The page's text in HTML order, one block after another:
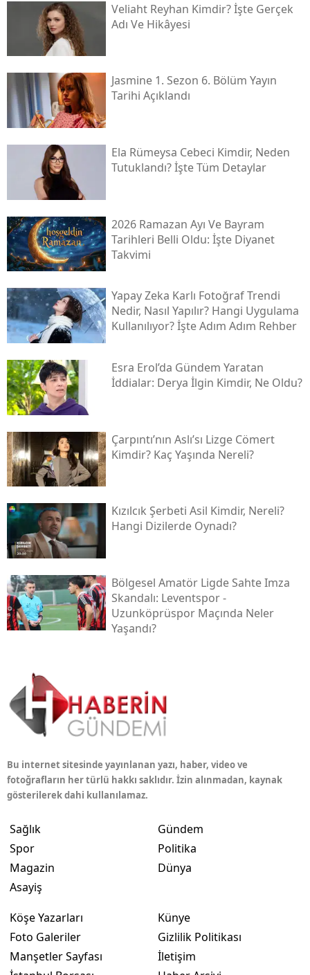
Veliaht Reyhan Kimdir? İşte Gerçek
Adı Ve Hikâyesi
Jasmine 1. Sezon 6. Bölüm Yayın
Tarihi Açıklandı
Ela Rümeysa Cebeci Kimdir, Neden
Tutuklandı? İşte Tüm Detaylar
2026 Ramazan Ayı Ve Bayram
Tarihleri Belli Oldu: İşte Diyanet
Takvimi
Yapay Zeka Karlı Fotoğraf Trendi
Nedir, Nasıl Yapılır? Hangi Uygulama
Kullanılıyor? İşte Adım Adım Rehber
Esra Erol’da Gündem Yaratan
İddialar: Derya İlgin Kimdir, Ne Oldu?
Çarpıntı’nın Aslı’sı Lizge Cömert
Kimdir? Kaç Yaşında Nereli?
Kızılcık Şerbeti Asil Kimdir, Nereli?
Hangi Dizilerde Oynadı?
Bölgesel Amatör Ligde Sahte Imza
Skandalı: Leventspor -
Uzunköprüspor Maçında Neler
Yaşandı?
Bu internet sitesinde yayınlanan yazı, haber, video ve
fotoğrafların her türlü hakkı saklıdır. İzin alınmadan, kaynak
gösterilerek dahi kullanılamaz.
Sağlık
Spor
Magazin
Asayiş
Gündem
Politika
Dünya
Köşe Yazarları
Foto Galeriler
Manşetler Sayfası
Künye
Gizlilik Politikası
İletişim